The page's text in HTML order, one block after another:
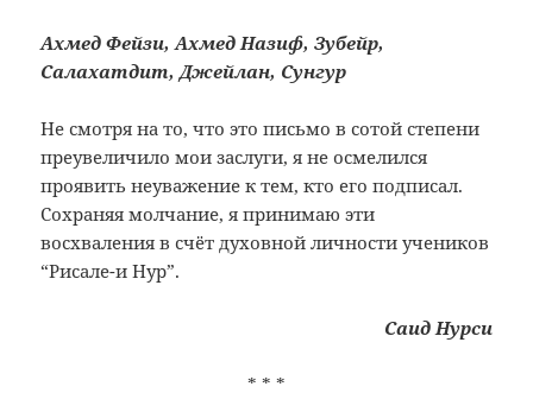
Ахмед Фейзи, Ахмед Назиф, Зубейр,
Салахатдит, Джейлан, Сунгур
Не смотря на то, что это письмо в сотой степени
преувеличило мои заслуги, я не осмелился
проявить неуважение к тем, кто его подписал.
Сохраняя молчание, я принимаю эти
восхваления в счёт духовной личности учеников
“Рисале-и Нур”.
Саид Нурси
* * *